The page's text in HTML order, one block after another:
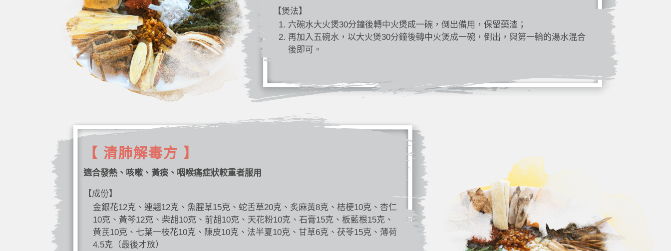
【煲法】
六碗水大火煲30分鐘後轉中火煲成一碗，倒出備用，保留藥渣；
再加入五碗水，以大火煲30分鐘後轉中火煲成一碗，倒出，與第一輪的湯水混合
後即可。
【 清肺解毒方 】
適合發熱、咳嗽、黃痰、咽喉痛症狀較重者服用
【成份】
金銀花12克、連翹12克、魚腥草15克、蛇舌草20克、炙麻黃8克、桔梗10克、杏仁
10克、黃芩12克、柴胡10克、前胡10克、天花粉10克、石膏15克、板藍根15克、
黄芪10克、七葉一枝花10克、陳皮10克、法半夏10克、甘草6克、茯苓15克、薄荷
4.5克（最後才放）